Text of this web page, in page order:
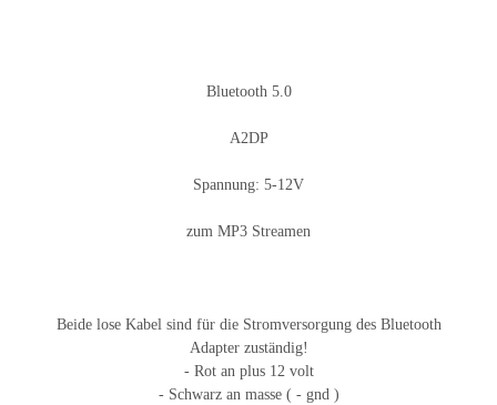
Bluetooth 5.0
A2DP
Spannung: 5-12V
zum MP3 Streamen
Beide lose Kabel sind für die Stromversorgung des Bluetooth
Adapter zuständig!
- Rot an plus 12 volt
- Schwarz an masse ( - gnd )